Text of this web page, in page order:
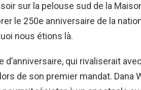
sur la pelouse sud de la
le 250e anniversaire de la
nous étions là.
qui rivaliserait
de son premier mandat. Dana